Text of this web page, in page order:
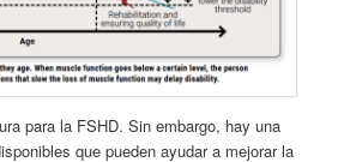
para la FSHD. Sin embargo, hay una
que pueden ayudar a mejorar la